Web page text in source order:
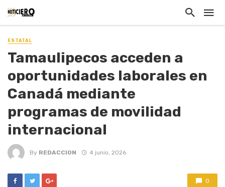
ESTATAL
Tamaulipecos acceden a
oportunidades laborales en
Canadá mediante
programas de movilidad
internacional
By REDACCION 4 junio, 2026
0